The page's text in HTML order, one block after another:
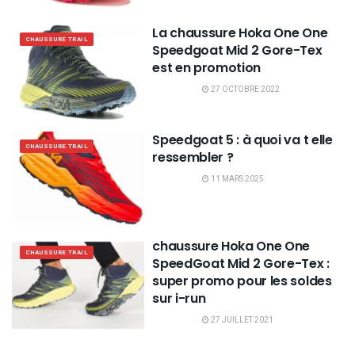
CHAUSSURE TRAIL
La chaussure Hoka One One
Speedgoat Mid 2 Gore-Tex
est en promotion
27 OCTOBRE 2022
CHAUSSURE TRAIL
Speedgoat 5 : à quoi va t elle
ressembler ?
11 MARS 2025
CHAUSSURE TRAIL
chaussure Hoka One One
SpeedGoat Mid 2 Gore-Tex :
super promo pour les soldes
sur i-run
27 JUILLET 2021